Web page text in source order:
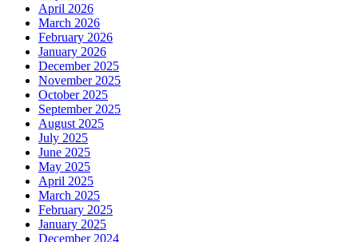
April 2026
March 2026
February 2026
January 2026
December 2025
November 2025
October 2025
September 2025
August 2025
July 2025
June 2025
May 2025
April 2025
March 2025
February 2025
January 2025
December 2024